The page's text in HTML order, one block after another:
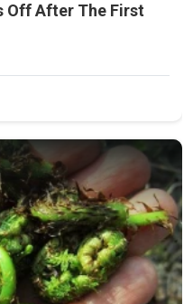
Off After The First